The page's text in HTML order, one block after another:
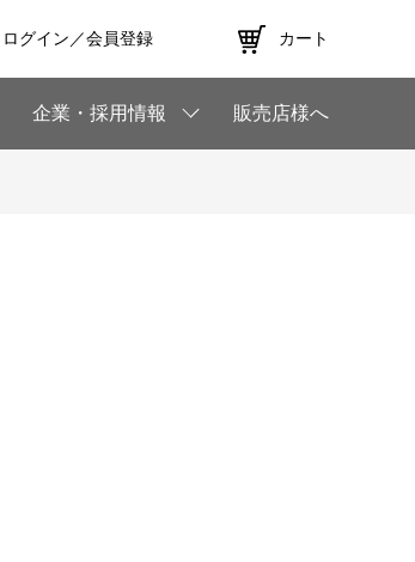
ログイン／会員登録 カート
企業・採用情報 販売店様へ